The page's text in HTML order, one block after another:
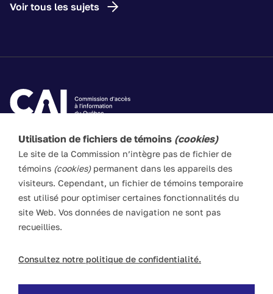
Utilisation de fichiers de témoins (cookies)
Le site de la Commission n’intègre pas de fichier de
témoins (cookies)permanent dans les appareils des
visiteurs. Cependant, un fichier de témoins temporaire
est utilisé pour optimiser certaines fonctionnalités du
site Web. Vos données de navigation ne sont pas
recueillies.
Consultez notre politique de confidentialité.
Voir tous les sujets
Les textes de ce site Web visent à vulgariser les lois
applicables. Ils n’ont pas force de loi. En cas de divergence
entre l’information du site et les textes législatifs, ces
derniers prévalent en toute circonstance.
POLITIQUE LINGUISTIQUE
DROITS D'AUTEUR